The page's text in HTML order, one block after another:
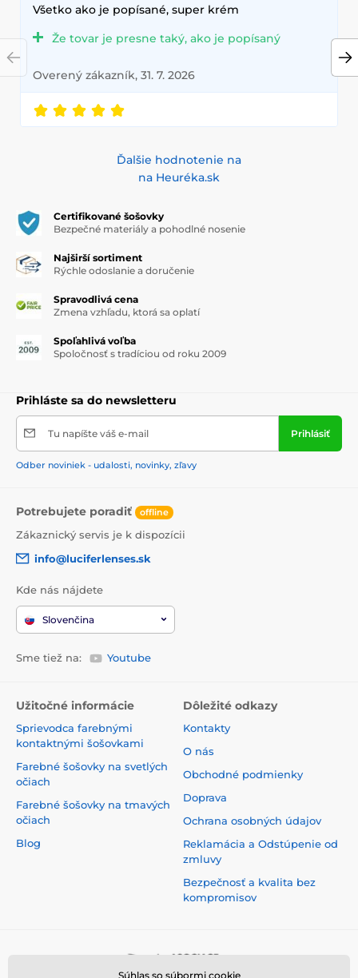
Všetko ako je popísané, super krém
Že tovar je presne taký, ako je popísaný
Overený zákazník, 31. 7. 2026
Ďalšie hodnotenie na
na Heuréka.sk
Certifikované šošovky
Bezpečné materiály a pohodlné nosenie
Najširší sortiment
Rýchle odoslanie a doručenie
Spravodlivá cena
Zmena vzhľadu, ktorá sa oplatí
Spoľahlivá voľba
Spoločnosť s tradíciou od roku 2009
Prihláste sa do newsletteru
Tu napíšte váš e-mail Prihlásiť
Odber noviniek - udalosti, novinky, zľavy
Potrebujete poradiť offline
Zákaznický servis je k dispozícii
info@luciferlenses.sk
Kde nás nájdete
Slovenčina
Sme tiež na: Youtube
Užitočné informácie
Sprievodca farebnými
kontaktnými šošovkami
Farebné šošovky na svetlých
očiach
Farebné šošovky na tmavých
očiach
Blog
Dôležité odkazy
Kontakty
O nás
Obchodné podmienky
Doprava
Ochrana osobných údajov
Reklamácia a Odstúpenie od
zmluvy
Bezpečnosť a kvalita bez
kompromisov
Súhlas so súbormi cookie